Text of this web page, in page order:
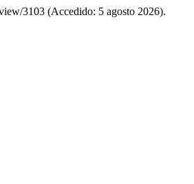
3103 (Accedido: 5 agosto 2026).